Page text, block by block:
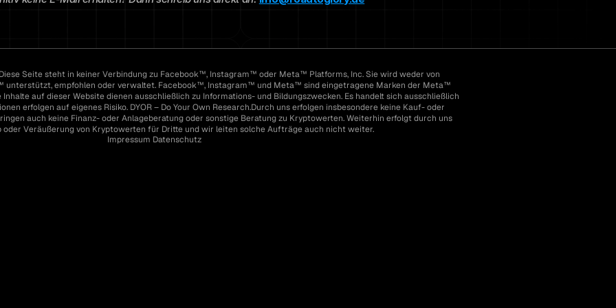
Seite steht in keiner Verbindung zu Facebook™, Instagram™ oder Meta™ Platforms, Inc. Sie wird weder von
empfohlen oder verwaltet. Facebook™, Instagram™ und Meta™ sind eingetragene Marken der Meta™
auf dieser Website dienen ausschließlich zu Informations- und Bildungszwecken. Es handelt sich ausschließlich
erfolgen auf eigenes Risiko. DYOR – Do Your Own Research.Durch uns erfolgen insbesondere keine Kauf- oder
auch keine Finanz- oder Anlageberatung oder sonstige Beratung zu Kryptowerten. Weiterhin erfolgt durch uns
oder Veräußerung von Kryptowerten für Dritte und wir leiten solche Aufträge auch nicht weiter.
Impressum Datenschutz